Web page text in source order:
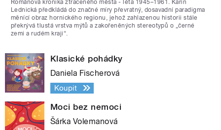
Románová kronika ztraceného města - léta 1945–1961. Karin
Lednická předkládá do značné míry převratný, dosavadní paradigma
měnící obraz hornického regionu, jehož zahlazenou historii stále
překrývá tlustá vrstva mýtů a zakořeněných stereotypů o „černé
zemi a rudém kraji“.
Klasické pohádky
Daniela Fischerová
Koupit
Moci bez nemoci
Šárka Volemanová